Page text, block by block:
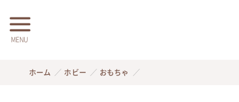
MENU
ホーム ホビー おもちゃ